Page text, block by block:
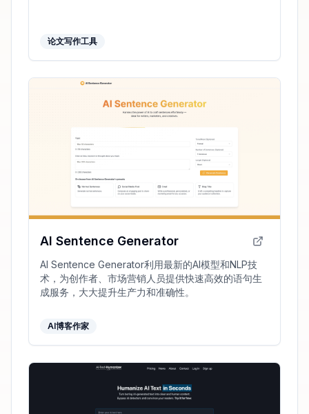
论文写作工具
AI Sentence Generator
AI Sentence Generator利用最新的AI模型和NLP技
术，为创作者、市场营销人员提供快速高效的语句生
成服务，大大提升生产力和准确性。
AI博客作家